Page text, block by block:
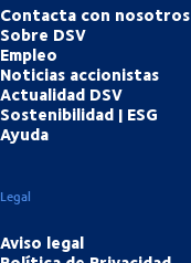
Contacta con nosotros
Sobre DSV
Empleo
Noticias accionistas
Actualidad DSV
Sostenibilidad | ESG
Ayuda
Legal
Aviso legal